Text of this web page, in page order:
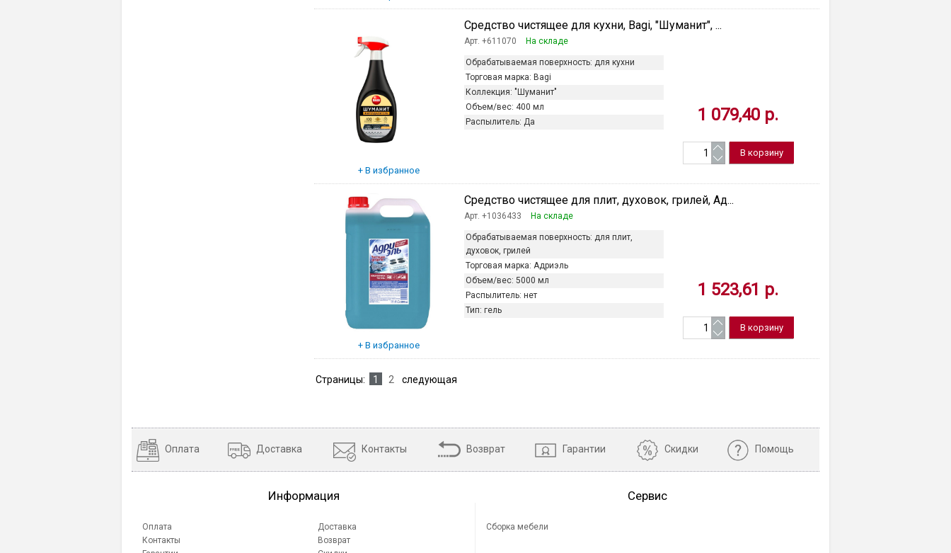
Средство чистящее для кухни, Bagi, "Шуманит", ...
Арт. +611070 На складе
Обрабатываемая поверхность: для кухни
Торговая марка: Bagi
Коллекция: "Шуманит"
Объем/вес: 400 мл
Распылитель: Да 1 079,40 р.
Средство чистящее для плит, духовок, грилей, Ад...
Арт. +1036433 На складе
Обрабатываемая поверхность: для плит,
духовок, грилей
Торговая марка: Адриэль
Объем/вес: 5000 мл
Распылитель: нет
Тип: гель
1 523,61 р.
Страницы: 1 2 следующая
Оплата Доставка Контакты Возврат Гарантии Скидки Помощь
Информация
Оплата
Контакты
Доставка
Возврат
Сервис
Сборка мебели